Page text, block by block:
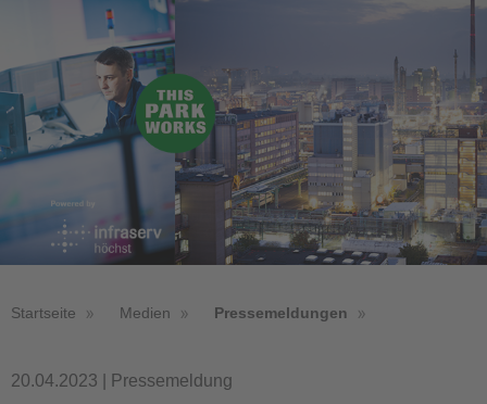
Kontakt
Anfahrt
Startseite Medien Pressemeldungen
20.04.2023 | Pressemeldung